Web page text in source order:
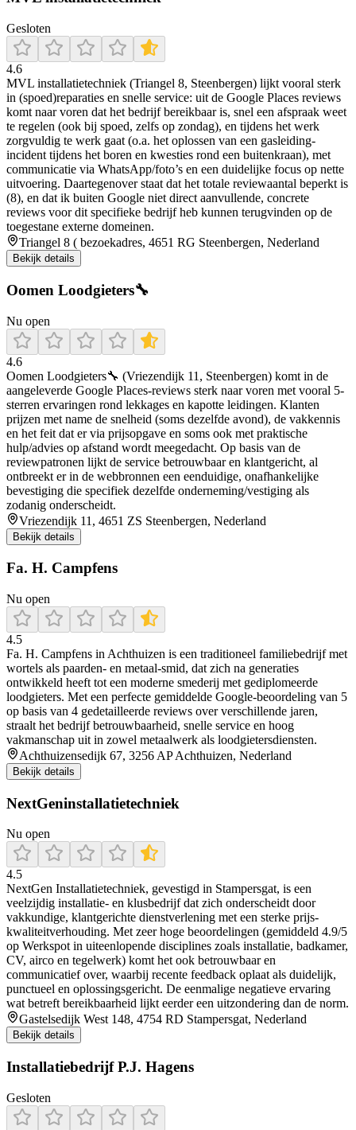
Gesloten
4.6
MVL installatietechniek (Triangel 8, Steenbergen) lijkt vooral sterk
in (spoed)reparaties en snelle service: uit de Google Places reviews
komt naar voren dat het bedrijf bereikbaar is, snel een afspraak weet
te regelen (ook bij spoed, zelfs op zondag), en tijdens het werk
zorgvuldig te werk gaat (o.a. het oplossen van een gasleiding-
incident tijdens het boren en kwesties rond een buitenkraan), met
communicatie via WhatsApp/foto’s en een duidelijke focus op nette
uitvoering. Daartegenover staat dat het totale reviewaantal beperkt is
(8), en dat ik buiten Google niet direct aanvullende, concrete
reviews voor dit specifieke bedrijf heb kunnen terugvinden op de
toegestane externe domeinen.
Triangel 8 ( bezoekadres, 4651 RG Steenbergen, Nederland
Bekijk details
Oomen Loodgieters🔧
Nu open
4.6
Oomen Loodgieters🔧 (Vriezendijk 11, Steenbergen) komt in de
aangeleverde Google Places-reviews sterk naar voren met vooral 5-
sterren ervaringen rond lekkages en kapotte leidingen. Klanten
prijzen met name de snelheid (soms dezelfde avond), de vakkennis
en het feit dat er via prijsopgave en soms ook met praktische
hulp/advies op afstand wordt meegedacht. Op basis van de
reviewpatronen lijkt de service betrouwbaar en klantgericht, al
ontbreekt er in de webbronnen een eenduidige, onafhankelijke
bevestiging die specifiek dezelfde onderneming/vestiging als
zodanig onderscheidt.
Vriezendijk 11, 4651 ZS Steenbergen, Nederland
Bekijk details
Fa. H. Campfens
Nu open
4.5
Fa. H. Campfens in Achthuizen is een traditioneel familiebedrijf met
wortels als paarden‑ en metaal‑smid, dat zich na generaties
ontwikkeld heeft tot een moderne smederij met gediplomeerde
loodgieters. Met een perfecte gemiddelde Google‑beoordeling van 5
op basis van 4 gedetailleerde reviews over verschillende jaren,
straalt het bedrijf betrouwbaarheid, snelle service en hoog
vakmanschap uit in zowel metaalwerk als loodgietersdiensten.
Achthuizensedijk 67, 3256 AP Achthuizen, Nederland
Bekijk details
NextGeninstallatietechniek
Nu open
4.5
NextGen Installatietechniek, gevestigd in Stampersgat, is een
veelzijdig installatie- en klusbedrijf dat zich onderscheidt door
vakkundige, klantgerichte dienstverlening met een sterke prijs-
kwaliteitverhouding. Met zeer hoge beoordelingen (gemiddeld 4.9/5
op Werkspot in uiteenlopende disciplines zoals installatie, badkamer,
CV, airco en tegelwerk) komt het ook betrouwbaar en
communicatief over, waarbij recente feedback oplaat als duidelijk,
punctueel en oplossingsgericht. De eenmalige negatieve ervaring
wat betreft bereikbaarheid lijkt eerder een uitzondering dan de norm.
Gastelsedijk West 148, 4754 RD Stampersgat, Nederland
Bekijk details
Installatiebedrijf P.J. Hagens
Gesloten